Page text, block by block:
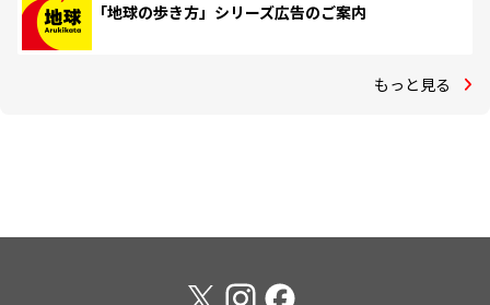
「地球の歩き方」シリーズ広告のご案内
もっと見る